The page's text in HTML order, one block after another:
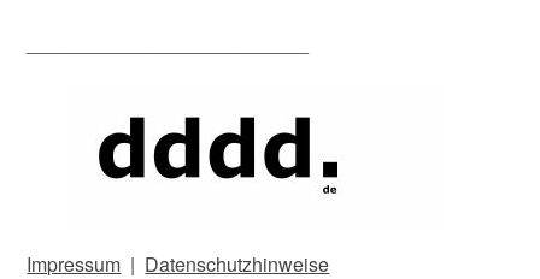
Impressum | Datenschutzhinweise